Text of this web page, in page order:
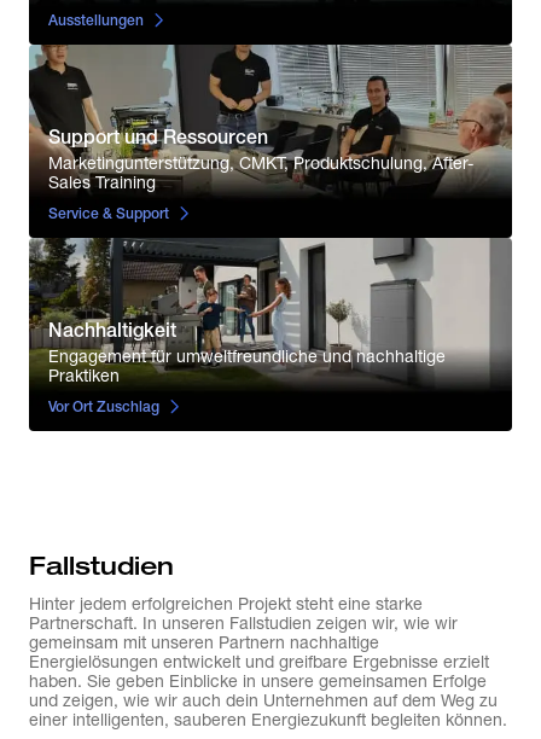
Ausstellungen
Support und Ressourcen
Marketingunterstützung, CMKT, Produktschulung, After-
Sales Training
Service & Support
Nachhaltigkeit
Engagement für umweltfreundliche und nachhaltige
Praktiken
Vor Ort Zuschlag
Fallstudien
Hinter jedem erfolgreichen Projekt steht eine starke
Partnerschaft. In unseren Fallstudien zeigen wir, wie wir
gemeinsam mit unseren Partnern nachhaltige
Energielösungen entwickelt und greifbare Ergebnisse erzielt
haben. Sie geben Einblicke in unsere gemeinsamen Erfolge
und zeigen, wie wir auch dein Unternehmen auf dem Weg zu
einer intelligenten, sauberen Energiezukunft begleiten können.